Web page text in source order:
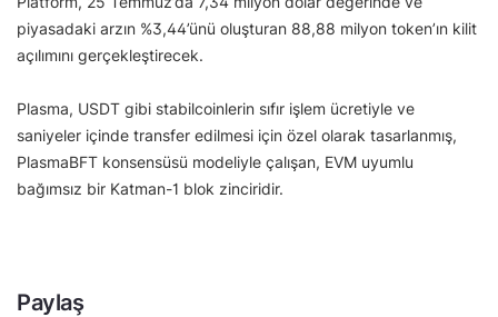
piyasadaki arzın %3,44’ünü oluşturan 88,88 milyon token’ın kilit
açılımını gerçekleştirecek.
Plasma, USDT gibi stabilcoinlerin sıfır işlem ücretiyle ve
saniyeler içinde transfer edilmesi için özel olarak tasarlanmış,
PlasmaBFT konsensüsü modeliyle çalışan, EVM uyumlu
bağımsız bir Katman-1 blok zinciridir.
Paylaş